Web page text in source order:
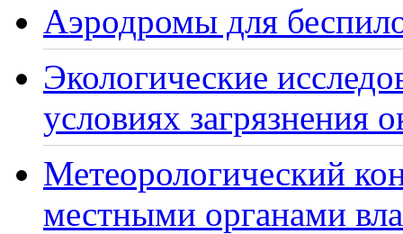
Аэродромы для
Экологические
условиях загрязнения
Метеорологический
местными органами